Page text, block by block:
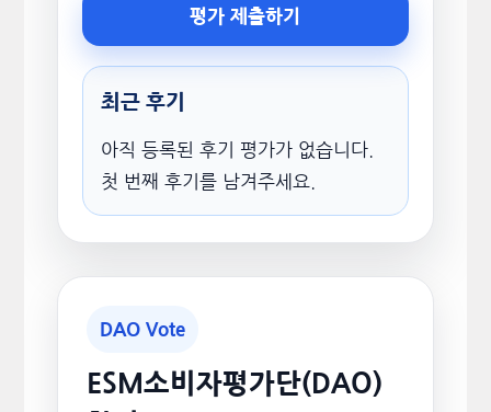
평가 제출하기
최근 후기
아직 등록된 후기 평가가 없습니다.
첫 번째 후기를 남겨주세요.
DAO Vote
ESM소비자평가단(DAO)